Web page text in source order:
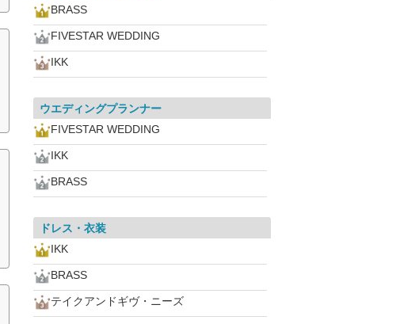
BRASS
FIVESTAR WEDDING
IKK
ウエディングプランナー
FIVESTAR WEDDING
IKK
BRASS
ドレス・衣装
IKK
BRASS
テイクアンドギヴ・ニーズ